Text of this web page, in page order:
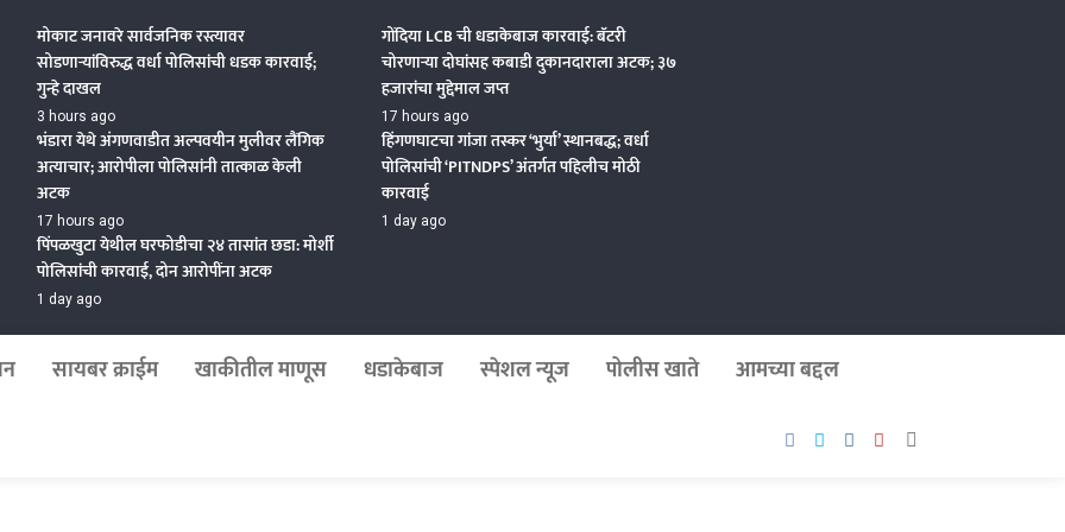
News 24X7
मोकाट जनावरे सार्वजनिक रस्त्यावर
सोडणाऱ्यांविरुद्ध वर्धा पोलिसांची धडक कारवाई;
गुन्हे दाखल
3 hours ago
गोंदिया LCB ची धडाकेबाज कारवाई: बॅटरी
चोरणाऱ्या दोघांसह कबाडी दुकानदाराला अटक; ३७
हजारांचा मुद्देमाल जप्त
17 hours ago
भंडारा येथे अंगणवाडीत अल्पवयीन मुलीवर लैंगिक
अत्याचार; आरोपीला पोलिसांनी तात्काळ केली
अटक
17 hours ago
हिंगणघाटचा गांजा तस्कर ‘भुर्या’ स्थानबद्ध; वर्धा
पोलिसांची ‘PITNDPS’ अंतर्गत पहिलीच मोठी
कारवाई
1 day ago
पिंपळखुटा येथील घरफोडीचा २४ तासांत छडा: मोर्शी
पोलिसांची कारवाई, दोन आरोपींना अटक
1 day ago
सायबर क्राईम खाकीतील माणूस धडाकेबाज स्पेशल न्यूज पोलीस खाते आमच्या बद्दल